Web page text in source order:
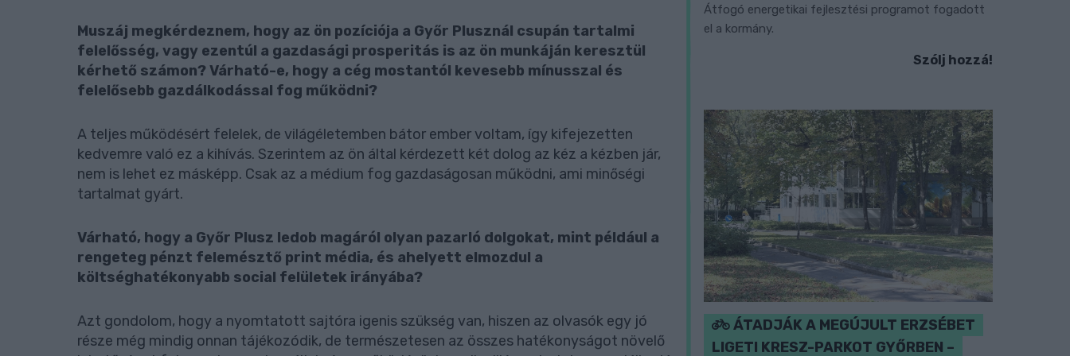
Muszáj megkérdeznem, hogy az ön pozíciója a Győr Plusznál csupán tartalmi
felelősség, vagy ezentúl a gazdasági prosperitás is az ön munkáján keresztül
kérhető számon? Várható-e, hogy a cég mostantól kevesebb mínusszal és
felelősebb gazdálkodással fog működni?
A teljes működésért felelek, de világéletemben bátor ember voltam, így kifejezetten
kedvemre való ez a kihívás. Szerintem az ön által kérdezett két dolog az kéz a kézben jár,
nem is lehet ez másképp. Csak az a médium fog gazdaságosan működni, ami minőségi
tartalmat gyárt.
Várható, hogy a Győr Plusz ledob magáról olyan pazarló dolgokat, mint például a
rengeteg pénzt felemésztő print média, és ahelyett elmozdul a
költséghatékonyabb social felületek irányába?
Azt gondolom, hogy a nyomtatott sajtóra igenis szükség van, hiszen az olvasók egy jó
része még mindig onnan tájékozódik, de természetesen az összes hatékonyságot növelő
Átfogó energetikai fejlesztési programot fogadott
el a kormány.
Szólj hozzá!
ÁTADJÁK A MEGÚJULT ERZSÉBET
LIGETI KRESZ-PARKOT GYŐRBEN –